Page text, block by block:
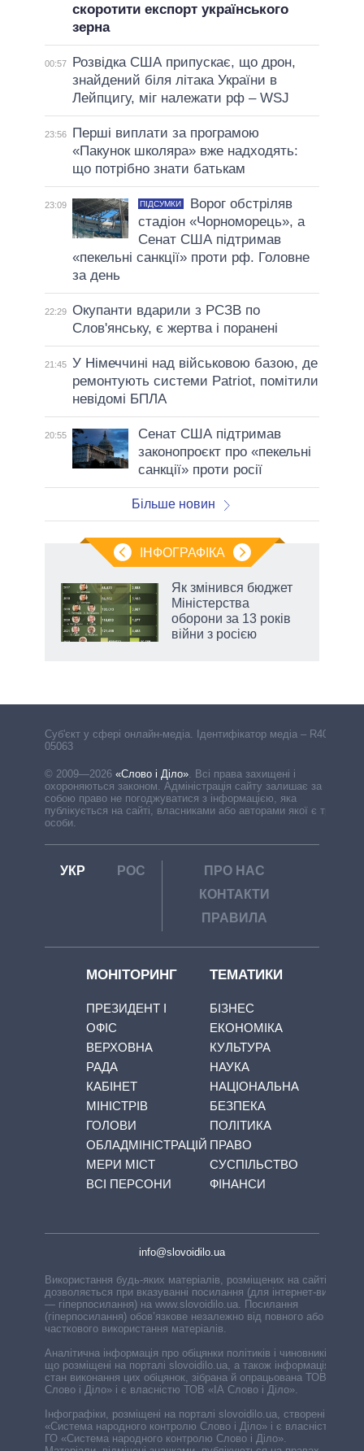
скоротити експорт українського
зерна
00:57
Розвідка США припускає, що дрон,
знайдений біля літака України в
Лейпцигу, міг належати рф – WSJ
23:56
Перші виплати за програмою
«Пакунок школяра» вже надходять:
що потрібно знати батькам
23:09 ПІДСУМКИ
Ворог обстріляв
стадіон «Чорноморець», а
Сенат США підтримав
«пекельні санкції» проти рф. Головне
за день
22:29 Окупанти вдарили з РСЗВ по
Слов'янську, є жертва і поранені
21:45 У Німеччині над військовою базою, де
ремонтують системи Patriot, помітили
невідомі БПЛА
20:55
Сенат США підтримав
законопроєкт про «пекельні
санкції» проти росії
Більше новин
ІНФОГРАФІКА
Як змінився бюджет
Міністерства
оборони за 13 років
війни з росією
Cуб'єкт у сфері онлайн-медіа. Ідентифікатор медіа – R40-
05063
© 2009—2026 «Слово і Діло»
Всі права захищені і
охороняються законом. Адміністрація сайту залишає за
собою право не погоджуватися з інформацією, яка
публікується на сайті, власниками або авторами якої є треті
особи.
УКР РОС
ПРО НАС
КОНТАКТИ
ПРАВИЛА
МОНІТОРИНГ
ПРЕЗИДЕНТ І
ОФІС
ВЕРХОВНА
РАДА
КАБІНЕТ
МІНІСТРІВ
ГОЛОВИ
ОБЛАДМІНІСТРАЦІЙ
МЕРИ МІСТ
ВСІ ПЕРСОНИ
ТЕМАТИКИ
БІЗНЕС
ЕКОНОМІКА
КУЛЬТУРА
НАУКА
НАЦІОНАЛЬНА
БЕЗПЕКА
ПОЛІТИКА
ПРАВО
СУСПІЛЬСТВО
ФІНАНСИ
info@slovoidilo.ua
Використання будь-яких матеріалів, розміщених на сайті,
дозволяється при вказуванні посилання (для інтернет-видань
— гіперпосилання) на www.slovoidilo.ua. Посилання
(гіперпосилання) обов’язкове незалежно від повного або
часткового використання матеріалів.
Аналітична інформація про обіцянки політиків і чиновників,
що розміщені на порталі slovoidilo.ua, а також інформація про
стан виконання цих обіцянок, зібрана й опрацьована ТОВ «ІА
Слово і Діло» і є власністю ТОВ «ІА Слово і Діло».
Інфографіки, розміщені на порталі slovoidilo.ua, створені ГО
«Система народного контролю Слово і Діло» і є власністю
ГО «Система народного контролю Слово і Діло».